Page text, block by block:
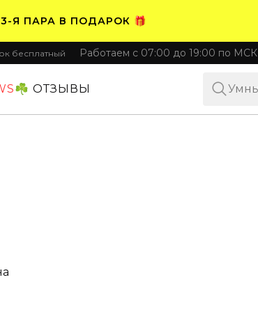
3-Я ПАРА В ПОДАРОК 🎁
ЧАСТЯМИ. НОСИТЕ СРАЗУ 🛒
бесплатный Работаем с 07:00 до 19:00 по МСК
☘️ ОТЗЫВЫ